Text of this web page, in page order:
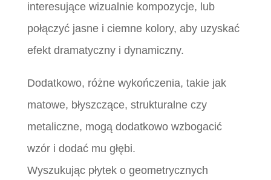
interesujące wizualnie kompozycje, lub
połączyć jasne i ciemne kolory, aby uzyskać
efekt dramatyczny i dynamiczny.
Dodatkowo, różne wykończenia, takie jak
matowe, błyszczące, strukturalne czy
metaliczne, mogą dodatkowo wzbogacić
wzór i dodać mu głębi.
Wyszukując płytek o geometrycznych